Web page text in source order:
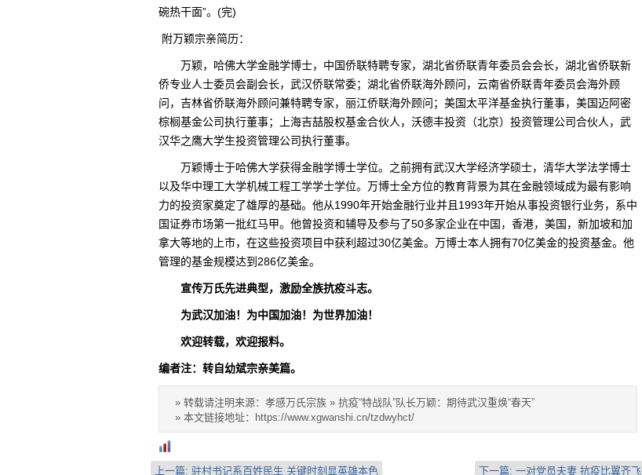
碗热干面”。(完)
附万颖宗亲简历：
万颖，哈佛大学金融学博士，中国侨联特聘专家，湖北省侨联青年委员会会长，湖北省侨联新
侨专业人士委员会副会长，武汉侨联常委；湖北省侨联海外顾问，云南省侨联青年委员会海外顾
问，吉林省侨联海外顾问兼特聘专家，丽江侨联海外顾问；美国太平洋基金执行董事，美国迈阿密
棕榈基金公司执行董事；上海吉喆股权基金合伙人，沃德丰投资（北京）投资管理公司合伙人，武
汉华之鹰大学生投资管理公司执行董事。
万颖博士于哈佛大学获得金融学博士学位。之前拥有武汉大学经济学硕士，清华大学法学博士
以及华中理工大学机械工程工学学士学位。万博士全方位的教育背景为其在金融领域成为最有影响
力的投资家奠定了雄厚的基础。他从1990年开始金融行业并且1993年开始从事投资银行业务，系中
国证券市场第一批红马甲。他曾投资和辅导及参与了50多家企业在中国，香港，美国，新加坡和加
拿大等地的上市，在这些投资项目中获利超过30亿美金。万博士本人拥有70亿美金的投资基金。他
管理的基金规模达到286亿美金。
宣传万氏先进典型，激励全族抗疫斗志。
为武汉加油！为中国加油！为世界加油！
欢迎转载，欢迎报料。
编者注：转自幼斌宗亲美篇。
» 转载请注明来源：孝感万氏宗族 » 抗疫“特战队”队长万颖：期待武汉重焕“春天”
» 本文链接地址：
https://www.xgwanshi.cn/tzdwyhct/
上一篇: 驻村书记系百姓民生 关键时刻显英雄本色 下一篇: 一对党员夫妻 抗疫比翼齐飞